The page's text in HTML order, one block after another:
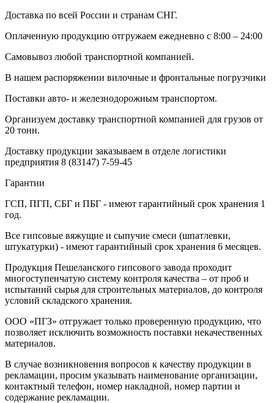
Доставка по всей России и странам СНГ.
Оплаченную продукцию отгружаем ежедневно с 8:00 – 24:00
Самовывоз любой транспортной компанией.
В нашем распоряжении вилочные и фронтальные погрузчики
Поставки авто- и железнодорожным транспортом.
Организуем доставку транспортной компанией для грузов от
20 тонн.
Доставку продукции заказываем в отделе логистики
предприятия 8 (83147) 7-59-45
Гарантии
ГСП, ПГП, СБГ и ПБГ - имеют гарантийный срок хранения 1
год.
Все гипсовые вяжущие и сыпучие смеси (шпатлевки,
штукатурки) - имеют гарантийный срок хранения 6 месяцев.
Продукция Пешеланского гипсового завода проходит
многоступенчатую систему контроля качества – от проб и
испытаний сырья для строительных материалов, до контроля
условий складского хранения.
ООО «ПГЗ» отгружает только проверенную продукцию, что
позволяет исключить возможность поставки некачественных
материалов.
В случае возникновения вопросов к качеству продукции в
рекламации, просим указывать наименование организации,
контактный телефон, номер накладной, номер партии и
содержание рекламации.